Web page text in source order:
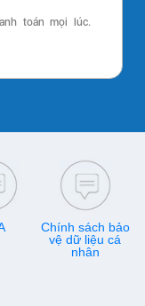
toán mọi lúc.
Chính sách bảo
vệ dữ liệu cá
nhân